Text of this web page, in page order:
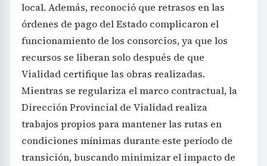
local. Además, reconoció que retrasos en las
órdenes de pago del Estado complicaron el
funcionamiento de los consorcios, ya que los
recursos se liberan solo después de que
Vialidad certifique las obras realizadas.
Mientras se regulariza el marco contractual, la
Dirección Provincial de Vialidad realiza
trabajos propios para mantener las rutas en
condiciones mínimas durante este período de
transición, buscando minimizar el impacto de